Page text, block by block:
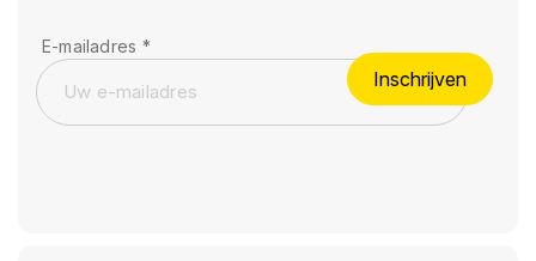
E-mailadres *
Inschrijven